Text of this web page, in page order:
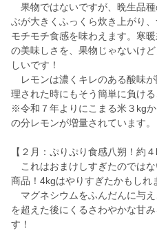
果物ではないですが、晩生品
ぶが大きくふっくら炊き上がり
モチモチ食感を味わえます。寒
の美味しさを、果物じゃないけ
しいです！
レモンは濃くキレのある酸味
理された時にもそう簡単に負ける
※令和７年よりにこまる米３kg
の分レモンが増量されています。
【２月：ぷりぷり食感八朔！約４
これはおまけしすぎたのでは
商品！4kgはやりすぎたかもしれ
マグネシウムをふんだんに与
を超えた後にくるさわやかな甘
す！